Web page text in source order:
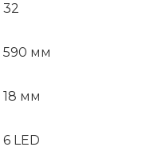
32
590 мм
18 мм
6 LED